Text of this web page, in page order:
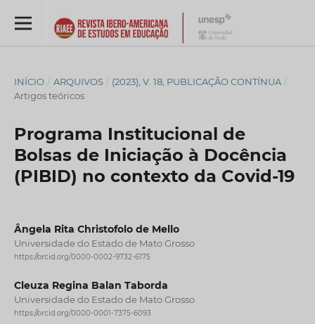
INÍCIO / ARQUIVOS / (2023), V. 18, PUBLICAÇÃO CONTÍNUA /
Artigos teóricos
Programa Institucional de
Bolsas de Iniciação à Docência
(PIBID) no contexto da Covid-19
Ângela Rita Christofolo de Mello
Universidade do Estado de Mato Grosso
https://orcid.org/0000-0002-9732-6175
Cleuza Regina Balan Taborda
Universidade do Estado de Mato Grosso
https://orcid.org/0000-0001-7375-6093